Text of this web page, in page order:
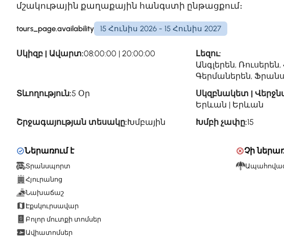
մշակութային քաղաքային հանգստի ընթացքում։
tours_page.availability 15 Հունիս 2026 - 15 Հունիս 2027
Սկիզբ | Ավարտ:08:00:00 | 20:00:00
Լեզու:
Անգլերեն, Ռուսերեն,
Գերմաներեն,
Տևողություն:5 Օր
Սկզբնակետ |
Երևան | Երևան
Շրջագայության տեսակը:Խմբային Խմբի չափը:15
Ներառում է
Տրանսպորտ
Հյուրանոց
Նախաճաշ
Էքսկուրսավար
Բոլոր մուտքի տոմսեր
Ավիատոմսեր
Չի